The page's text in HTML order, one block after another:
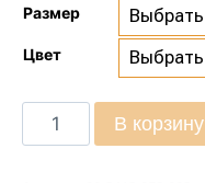
Размер
Цвет
В корзину